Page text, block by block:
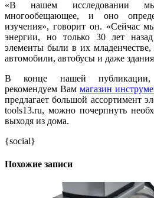
«В нашем исследовании
многообещающее, и оно
изучения», говорит он. «Сейчас
энергии, но только 30 лет
элементы были в их младенчестве,
автомобили, автобусы и даже
В конце нашей публикации,
рекомендуем Вам магазин
предлагает большой ассортимент
tools13.ru, можно почерпнуть
выходя из дома.
{social}
Похожие записи